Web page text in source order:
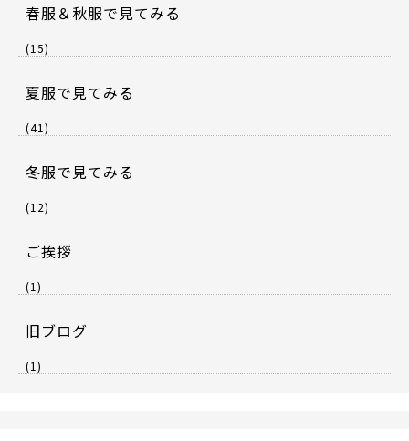
春服＆秋服で見てみる
(15)
夏服で見てみる
(41)
冬服で見てみる
(12)
ご挨拶
(1)
旧ブログ
(1)